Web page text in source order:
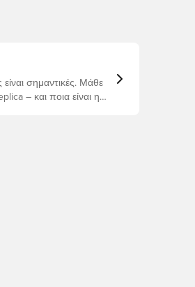
σημαντικές. Μάθε
– και ποια είναι η